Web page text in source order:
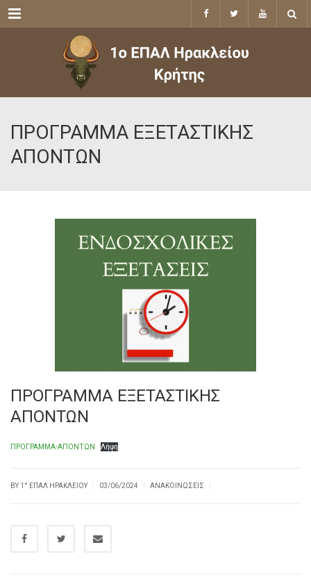
Menu
ΠΡΟΓΡΑΜΜΑ ΕΞΕΤΑΣΤΙΚΗΣ
ΑΠΟΝΤΩΝ
ΠΡΟΓΡΑΜΜΑ ΕΞΕΤΑΣΤΙΚΗΣ
ΑΠΟΝΤΩΝ
ΠΡΟΓΡΑΜΜΑ-ΑΠΟΝΤΩΝ Λήψη
BY1° ΕΠΑΛ ΗΡΑΚΛΕΊΟΥ 03/06/2024 ΑΝΑΚΟΙΝΏΣΕΙΣ